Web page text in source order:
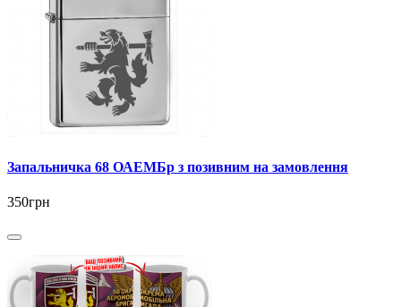
Запальничка 68 ОАЕМБр з позивним на замовлення
350грн